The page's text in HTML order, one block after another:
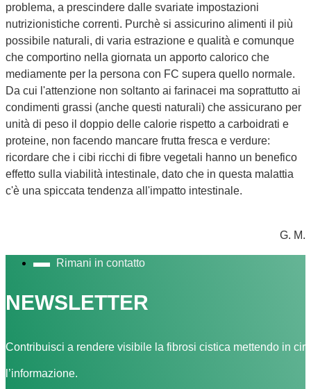
problema, a prescindere dalle svariate impostazioni
nutrizionistiche correnti. Purchè si assicurino alimenti il più
possibile naturali, di varia estrazione e qualità e comunque
che comportino nella giornata un apporto calorico che
mediamente per la persona con FC supera quello normale.
Da cui l'attenzione non soltanto ai farinacei ma soprattutto ai
condimenti grassi (anche questi naturali) che assicurano per
unità di peso il doppio delle calorie rispetto a carboidrati e
proteine, non facendo mancare frutta fresca e verdure:
ricordare che i cibi ricchi di fibre vegetali hanno un benefico
effetto sulla viabilità intestinale, dato che in questa malattia
c'è una spiccata tendenza all'impatto intestinale.
G. M.
Rimani in contatto
NEWSLETTER
Contribuisci a rendere visibile la fibrosi cistica mettendo in
l’informazione.